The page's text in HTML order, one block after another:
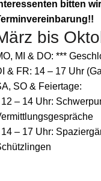
bitten
bis
MI & DO: ***
& FR: 14 – 17 Uhr
SO & Feiertage:
12 – 14 Uhr:
14 – 17 Uhr:
Zum
Schutz
Ihrer
persönlic
hen
Daten ist
die
Verbindun
g zu
blockiert